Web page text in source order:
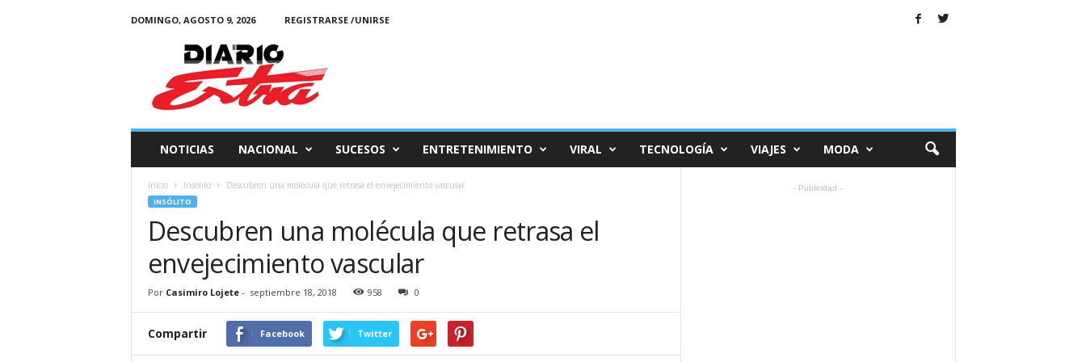
DOMINGO, AGOSTO 9, 2026
REGISTRARSE /UNIRSE
NOTICIAS NACIONAL SUCESOS ENTRETENIMIENTO VIRAL TECNOLOGÍA VIAJES MODA
Inicio Insólito Descubren una molécula que retrasa el envejecimiento vascular
INSÓLITO
Descubren una molécula que retrasa el
envejecimiento vascular
Por Casimiro Lojete- septiembre 18, 2018 958 0
Compartir Facebook Twitter
- Publicidad -